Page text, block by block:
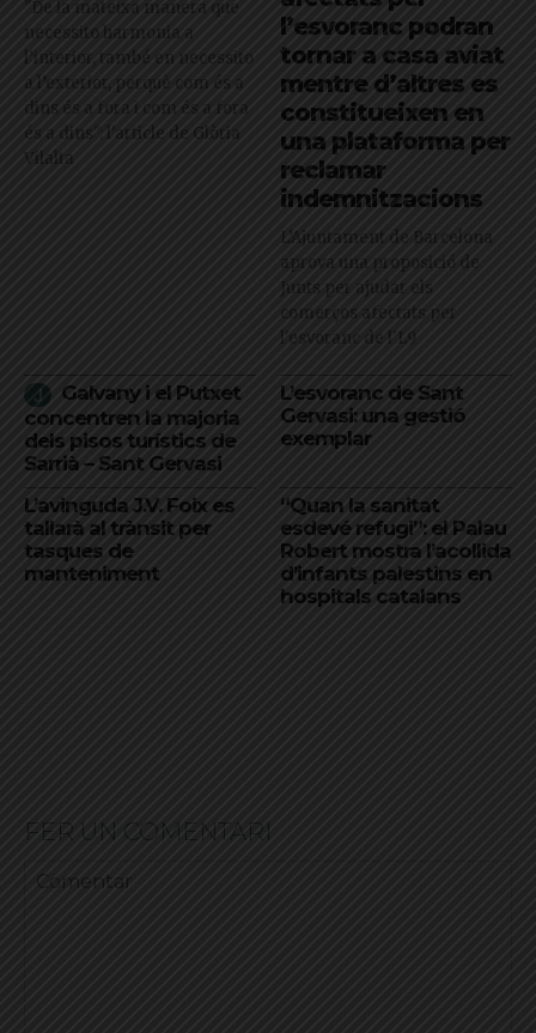
"De la mateixa manera que
necessito harmonia a
l’interior, també en necessito
a l’exterior, perquè com és a
dins és a fora i com és a fora
és a dins": l'article de Glòria
Vilalta
l’esvoranc podran
tornar a casa aviat
mentre d’altres es
constitueixen en
una plataforma per
reclamar
indemnitzacions
L’Ajuntament de Barcelona
aprova una proposició de
Junts per ajudar els
comerços afectats per
l'esvoranc de l'L9
Galvany i el Putxet
concentren la majoria
dels pisos turístics de
Sarrià – Sant Gervasi
L’esvoranc de Sant
Gervasi: una gestió
exemplar
L’avinguda J.V. Foix es
tallarà al trànsit per
tasques de
manteniment
“Quan la sanitat
esdevé refugi”: el Palau
Robert mostra l’acollida
d’infants palestins en
hospitals catalans
FER UN COMENTARI